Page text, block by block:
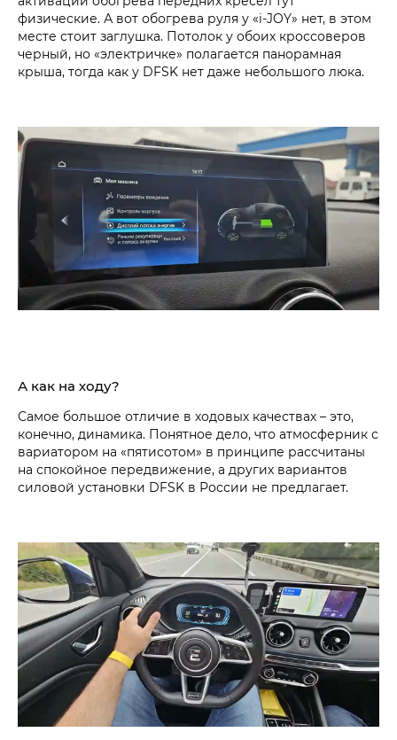
физические. А вот обогрева руля у «i‑JOY» нет, в этом
месте стоит заглушка. Потолок у обоих кроссоверов
черный, но «электричке» полагается панорамная
крыша, тогда как у DFSK нет даже небольшого люка.
А как на ходу?
Самое большое отличие в ходовых качествах – это,
конечно, динамика. Понятное дело, что атмосферник с
вариатором на «пятисотом» в принципе рассчитаны
на спокойное передвижение, а других вариантов
силовой установки DFSK в России не предлагает.